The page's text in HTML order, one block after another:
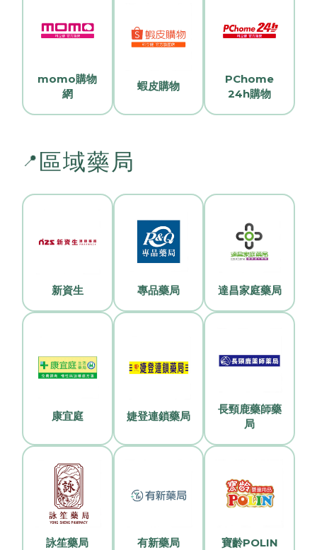
momo購物
網
蝦皮購物
PChome
24h購物
📍 區域藥局
新資生 專品藥局 達昌家庭藥局
康宜庭 婕登連鎖藥局
長頸鹿藥師藥
局
詠笙藥局 有新藥局 寶齡POLIN